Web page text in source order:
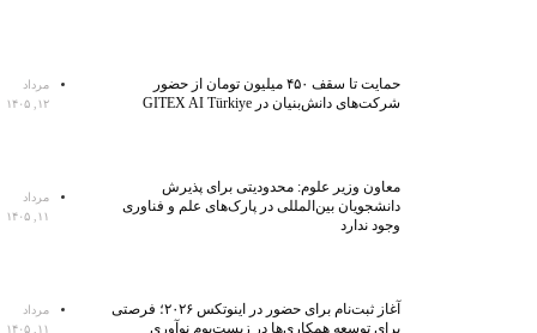
حمایت تا سقف ۴۵۰ میلیون تومان از حضور
شرکت‌های دانش‌بنیان در GITEX AI Türkiye
مرداد
۱۲, ۱۴۰۵
معاون وزیر علوم: محدودیتی برای پذیرش
دانشجویان بین‌المللی در پارک‌های علم و فناوری
وجود ندارد
مرداد
۱۱, ۱۴۰۵
آغاز ثبت‌نام برای حضور در اینوتکس ۲۰۲۶؛ فرصتی
برای توسعه همکاری‌ها در زیست‌بوم نوآوری
مرداد
۱۱, ۱۴۰۵